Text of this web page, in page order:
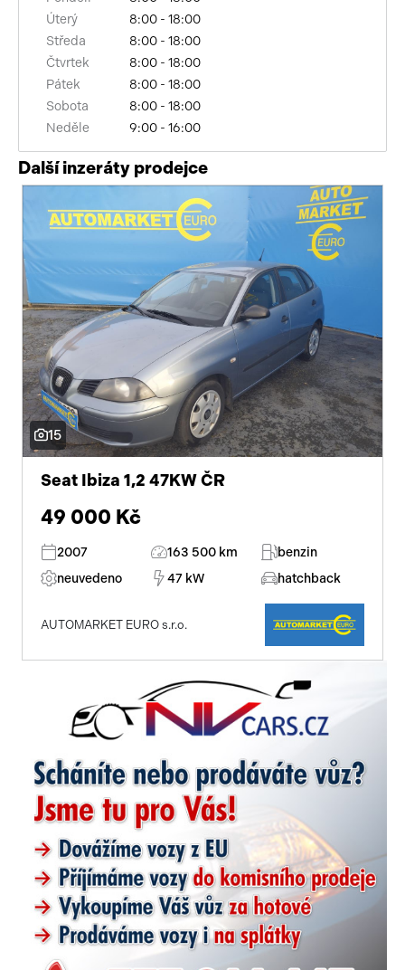
Úterý
8:00 - 18:00
Středa
8:00 - 18:00
Čtvrtek
8:00 - 18:00
Pátek
8:00 - 18:00
Sobota
8:00 - 18:00
Neděle
9:00 - 16:00
Další inzeráty prodejce
15
Seat Ibiza 1,2 47KW ČR
49 000 Kč
2007 163 500 km
benzin
neuvedeno
47 kW hatchback
AUTOMARKET EURO s.r.o.